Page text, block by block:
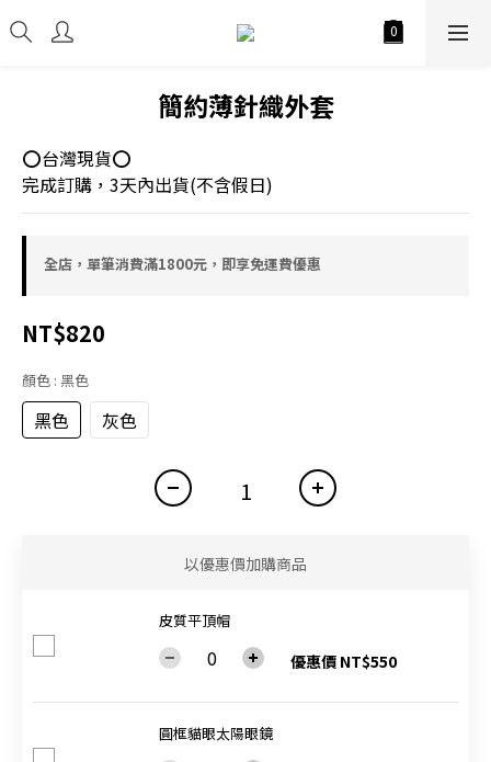
簡約薄針織外套
⭕台灣現貨⭕
完成訂購，3天內出貨(不含假日)
全店，單筆消費滿1800元，即享免運費優惠
NT$820
顏色 : 黑色
黑色 灰色
以優惠價加購商品
皮質平頂帽
優惠價 NT$550
圓框貓眼太陽眼鏡